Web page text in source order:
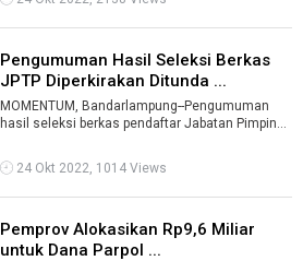
Pengumuman Hasil Seleksi Berkas
JPTP Diperkirakan Ditunda ...
MOMENTUM, Bandarlampung--Pengumuman
hasil seleksi berkas pendaftar Jabatan Pimpinan
24 Okt 2022, 1014 Views
Pemprov Alokasikan Rp9,6 Miliar
untuk Dana Parpol ...